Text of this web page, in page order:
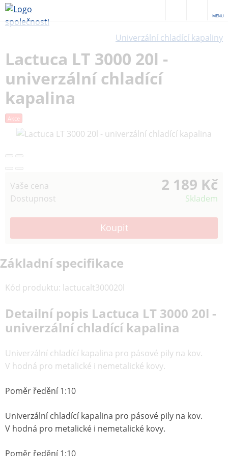
MENU
Univerzální chladící kapaliny
Lactuca LT 3000 20l -
univerzální chladící
kapalina
Akce
Vaše cena 2 189 Kč
Dostupnost Skladem
Základní specifikace
Kód produktu: lactucalt300020l
Detailní popis Lactuca LT 3000 20l -
univerzální chladící kapalina
Univerzální chladící kapalina pro pásové pily na kov.
V hodná pro metalické i nemetalické kovy.
Poměr ředění 1:10
Univerzální chladící kapalina pro pásové pily na kov.
V hodná pro metalické i nemetalické kovy.
Poměr ředění 1:10